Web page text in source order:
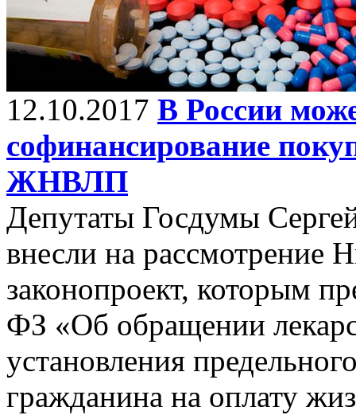
12.10.2017 В России
софинансирование
ЖНВЛП
Депутаты Госдумы
внесли на рассмотрение
законопроект, которым
ФЗ «Об обращении
установления
гражданина на оплату